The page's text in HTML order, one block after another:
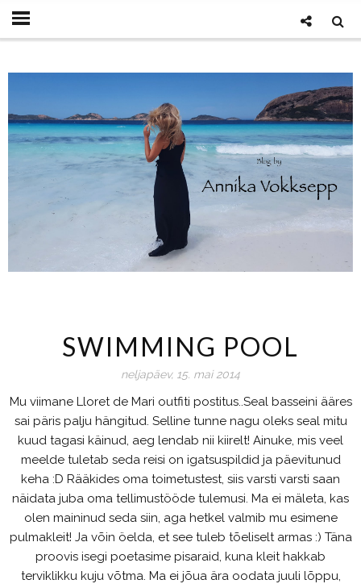
SWIMMING POOL
neljapäev, 15. mai 2014
Mu viimane Lloret de Mari outfiti postitus..Seal basseini ääres
sai päris palju hängitud. Selline tunne nagu oleks seal mitu
kuud tagasi käinud, aeg lendab nii kiirelt! Ainuke, mis veel
meelde tuletab seda reisi on igatsuspildid ja päevitunud
keha :D Rääkides oma toimetustest, siis varsti varsti saan
näidata juba oma tellimustööde tulemusi. Ma ei mäleta, kas
olen maininud seda siin, aga hetkel valmib mu esimene
pulmakleit! Ja võin öelda, et see tuleb tõeliselt armas :) Täna
proovis isegi poetasime pisaraid, kuna kleit hakkab
terviklikku kuju võtma. Ma ei jõua ära oodata juuli lõppu,